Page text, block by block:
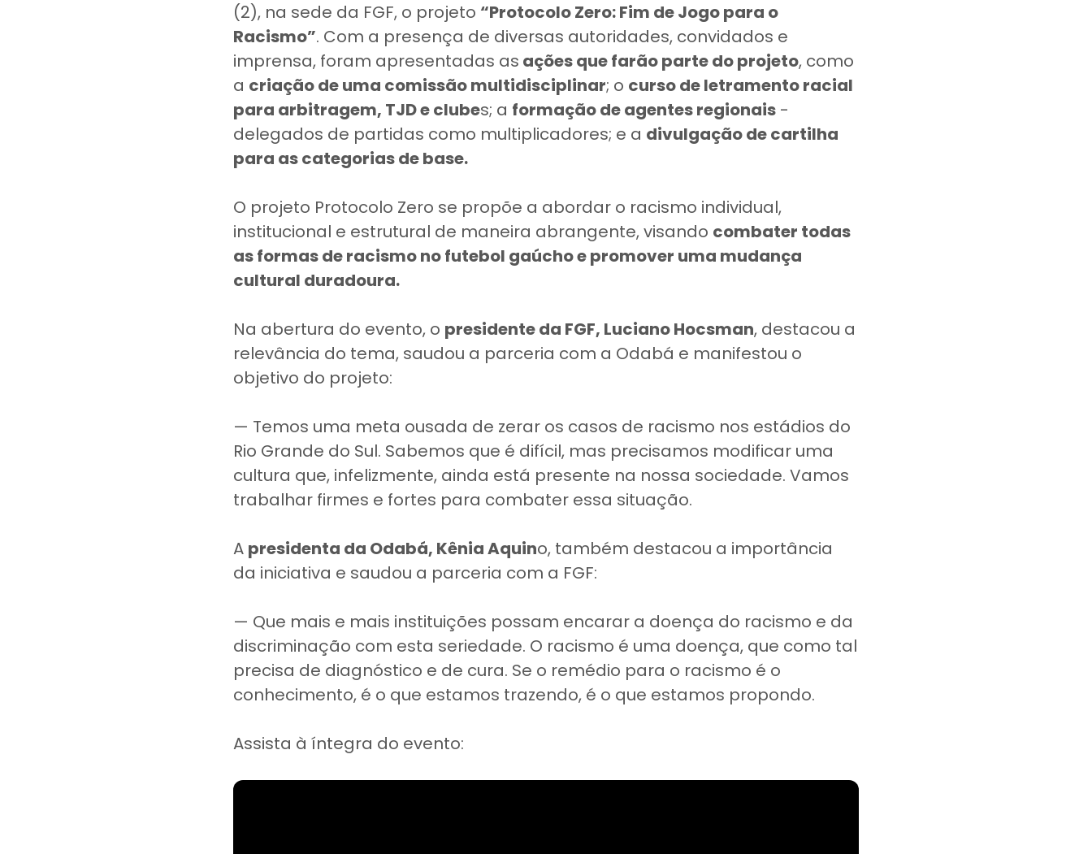
(2), na sede da FGF, o projeto “Protocolo Zero: Fim de Jogo para o
Racismo”. Com a presença de diversas autoridades, convidados e
imprensa, foram apresentadas as ações que farão parte do projeto, como
a criação de uma comissão multidisciplinar; o curso de letramento racial
para arbitragem, TJD e clubes; a formação de agentes regionais -
delegados de partidas como multiplicadores; e a divulgação de cartilha
para as categorias de base.
O projeto Protocolo Zero se propõe a abordar o racismo individual,
institucional e estrutural de maneira abrangente, visando combater todas
as formas de racismo no futebol gaúcho e promover uma mudança
cultural duradoura.
Na abertura do evento, o presidente da FGF, Luciano Hocsman, destacou a
relevância do tema, saudou a parceria com a Odabá e manifestou o
objetivo do projeto:
— Temos uma meta ousada de zerar os casos de racismo nos estádios do
Rio Grande do Sul. Sabemos que é difícil, mas precisamos modificar uma
cultura que, infelizmente, ainda está presente na nossa sociedade. Vamos
trabalhar firmes e fortes para combater essa situação.
A presidenta da Odabá, Kênia Aquino, também destacou a importância
da iniciativa e saudou a parceria com a FGF:
— Que mais e mais instituições possam encarar a doença do racismo e da
discriminação com esta seriedade. O racismo é uma doença, que como tal
precisa de diagnóstico e de cura. Se o remédio para o racismo é o
conhecimento, é o que estamos trazendo, é o que estamos propondo.
Assista à íntegra do evento: